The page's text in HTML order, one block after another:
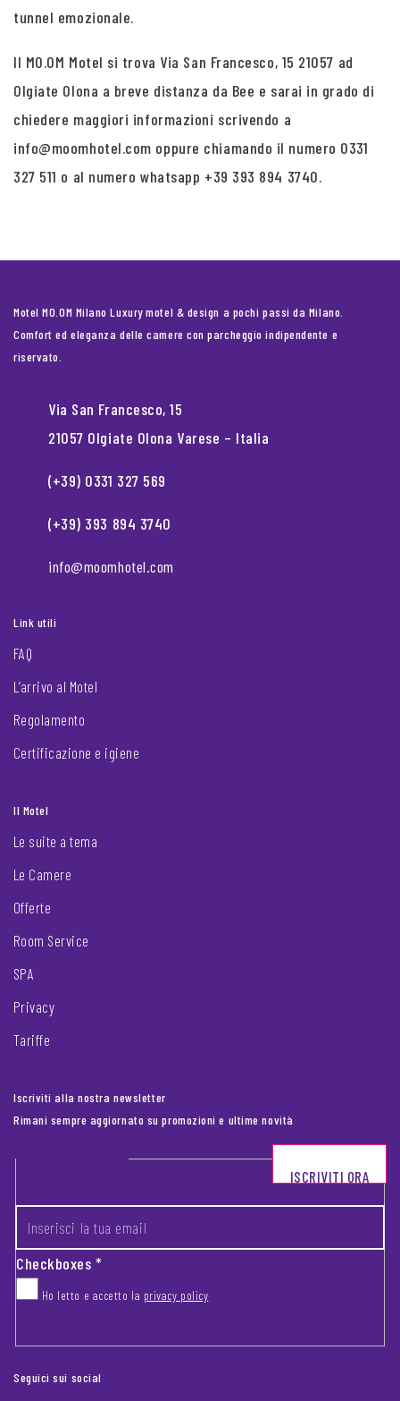
tunnel emozionale.
Il MO.OM Motel si trova Via San Francesco, 15 21057 ad
Olgiate Olona a breve distanza da Bee e sarai in grado di
chiedere maggiori informazioni scrivendo a
info@moomhotel.com oppure chiamando il numero 0331
327 511 o al numero whatsapp +39 393 894 3740.
Motel MO.OM Milano Luxury motel & design a pochi passi da Milano.
Comfort ed eleganza delle camere con parcheggio indipendente e
riservato.
Via San Francesco, 15
21057 Olgiate Olona Varese – Italia
(+39) 0331 327 569
(+39) 393 894 3740
info@moomhotel.com
Link utili
FAQ
L’arrivo al Motel
Regolamento
Certificazione e igiene
Il Motel
Le suite a tema
Le Camere
Offerte
Room Service
SPA
Privacy
Tariffe
Iscriviti alla nostra newsletter
Rimani sempre aggiornato su promozioni e ultime novità
Footer newsletter
Checkboxes*
Ho letto e accetto la privacy policy
ISCRIVITI ORA
Seguici sui social